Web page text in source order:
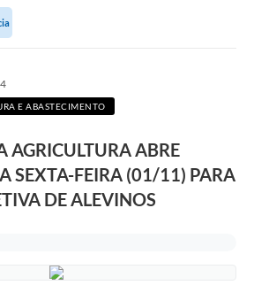
E ABASTECIMENTO
AGRICULTURA ABRE
SEXTA-FEIRA (01/11) PARA
DE ALEVINOS